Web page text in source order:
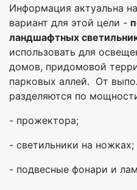
Информация актуальна на
вариант для этой цели -
ландшафтных
использовать для
домов, придомовой
парковых аллей. От
разделяются по
- прожектора;
- светильники на ножках;
- подвесные фонари и